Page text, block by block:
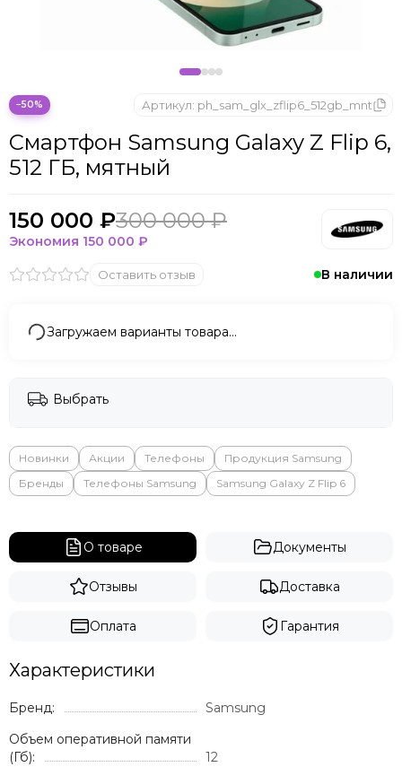
ONYX BOOX
Oukitel
Pico
POCO
Sony
Valve
Whoop
ZTE
−50%
В наличии
Смартфон Samsung Galaxy Z Flip 6,
512 ГБ, мятный
Артикул: ph_sam_glx_zflip6_512gb_mnt
Оставить отзыв
150 000 ₽300 000 ₽
Экономия 150 000 ₽
Загружаем варианты товара…
Выбрать
Новинки Акции Телефоны
Продукция Samsung
Бренды
Телефоны Samsung Samsung Galaxy Z Flip 6
О товаре Документы
Отзывы Доставка
Оплата Гарантия
Характеристики
Бренд:
Samsung
Объем оперативной памяти
(Гб):
12